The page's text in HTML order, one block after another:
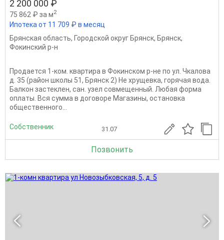
2 200 000 ₽
75 862 ₽ за м2
Ипотека от 11 709 ₽ в месяц
Брянская область, Городской округ Брянск, Брянск,
Фокинский р-н
Продается 1-ком. квартира в Фокинском р-не по ул. Чкалова
д. 35 (район школы 51, Брянск 2) Не хрущевка, горячая вода.
Балкон застеклен, сан. узел совмещенный. Любая форма
оплаты. Вся сумма в договоре Магазины, остановка
общественного...
Собственник 31.07
Позвонить